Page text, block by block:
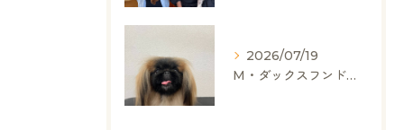
2026/07/19
M・ダックスフンド、ヨークシャーテリア、ペキニーズ、ポメラニアン